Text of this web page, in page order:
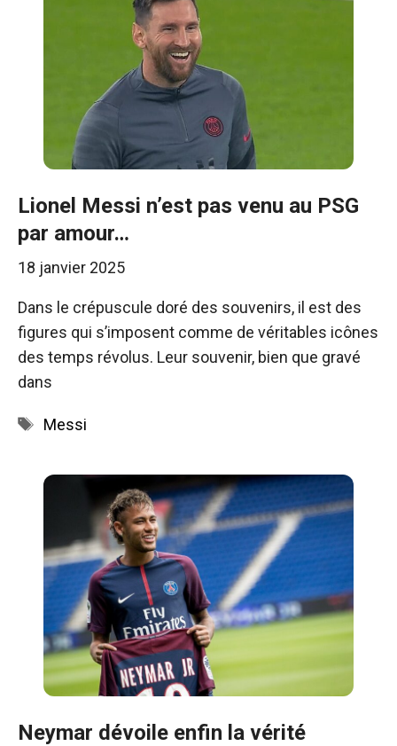
Lionel Messi n’est pas venu au PSG
par amour…
18 janvier 2025
Dans le crépuscule doré des souvenirs, il est des
figures qui s’imposent comme de véritables icônes
des temps révolus. Leur souvenir, bien que gravé
dans
Étiquettes
Messi
Neymar dévoile enfin la vérité